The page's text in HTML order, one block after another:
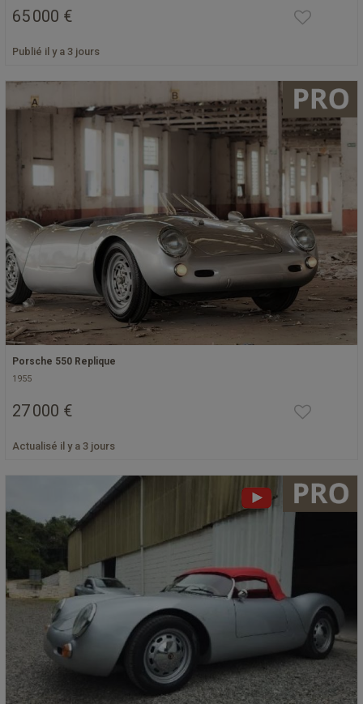
65 000 €
Publié il y a 3 jours
Porsche 550 Replique
1955
27 000 €
Actualisé il y a 3 jours